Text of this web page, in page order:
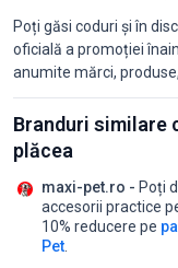
Poți găsi coduri și în
oficială a promoției
anumite mărci,
Branduri similare
plăcea
maxi-pet.ro - Poți
accesorii practice
10% reducere pe
Pet